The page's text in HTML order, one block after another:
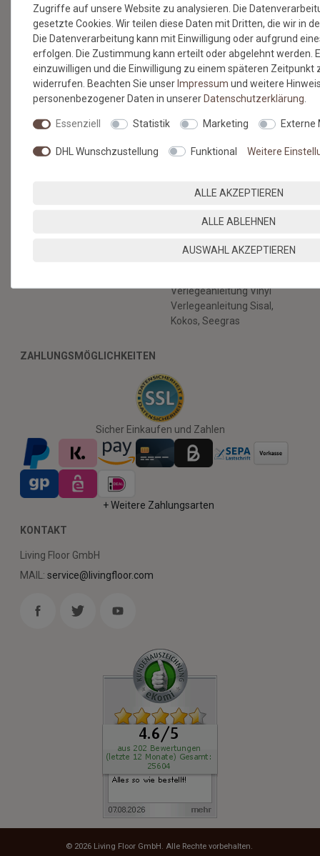
SERVICE & HILFE
Versandkosten
Zahlungsmethoden & Sicherheit
Kontaktformular
Hilfe
Datenschutz
BODENBELÄGE SELBST
Verlegeanleitung Vinyl
Verlegeanleitung Sisal,
Kokos, Seegras
ZAHLUNGSMÖGLICHKEITEN
Sicher Einkaufen und Zahlen
+ Weitere Zahlungsarten
KONTAKT
Living Floor GmbH
MAIL: service@livingfloor.com
© 2026 Living Floor GmbH . Alle Rechte vorbehalten.
Zugriffe auf unsere Website zu analysieren. Die
gesetzte Cookies. Wir teilen diese Daten mit Dritten, die wir in
Die Datenverarbeitung kann mit Einwilligung oder aufgrund
erfolgen. Die Zustimmung kann erteilt oder abgelehnt werden.
einzuwilligen und die Einwilligung zu einem späteren Zeitpunkt
widerrufen. Beachten Sie unser Impressum und weitere
personenbezogener Daten in unserer Daten­schutz­erklärung
Essenziell Statistik Marketing Externe
DHL Wunschzustellung Funktional Weitere
ALLE AKZEPTIEREN
ALLE ABLEHNEN
AUSWAHL AKZEPTIEREN